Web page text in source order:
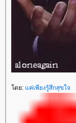
ดย: ค่เพียงรู้สึกสุขใจ